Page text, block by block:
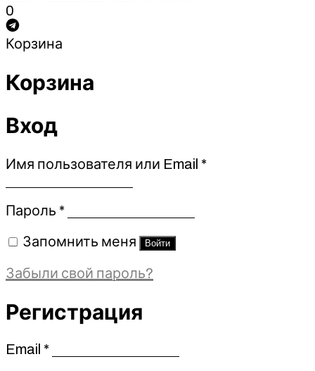
0
Корзина
Корзина
Вход
Имя пользователя или Email *Обязательно
Пароль *Обязательно
Запомнить меня Войти
Забыли свой пароль?
Регистрация
Email *Обязательно